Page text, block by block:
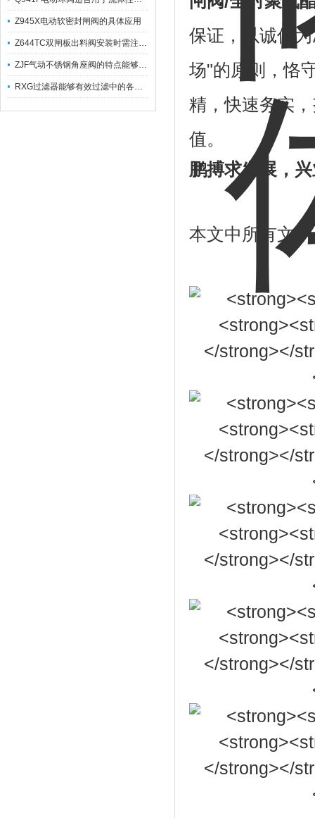
Z945X电动软密封闸阀的具体应用
Z644TC双闸板出料阀安装时需注意哪些事项？
ZJF气动不锈钢角座阀的特点能够稳定地控制介质流量
RXG过滤器能够有效过滤中的各种杂质
保证，以诚信
场"的原则，恪
精，快速务实
值。
鹏搏求发展，
本文中所有文